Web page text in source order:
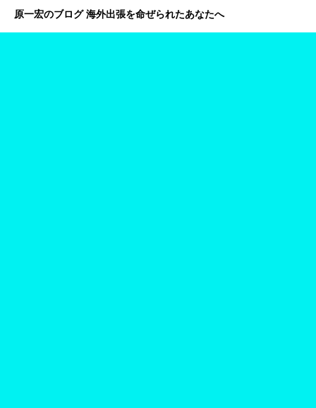
原一宏のブログ 海外出張を命ぜられたあなたへ